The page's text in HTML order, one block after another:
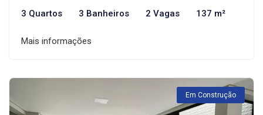
3 Quartos 3 Banheiros 2 Vagas 137 m²
Mais informações
Em Construção